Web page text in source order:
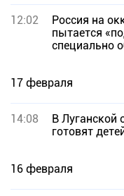
12:02
Россия на
пытается
специально
17 февраля
14:08
В Луганской
готовят
16 февраля